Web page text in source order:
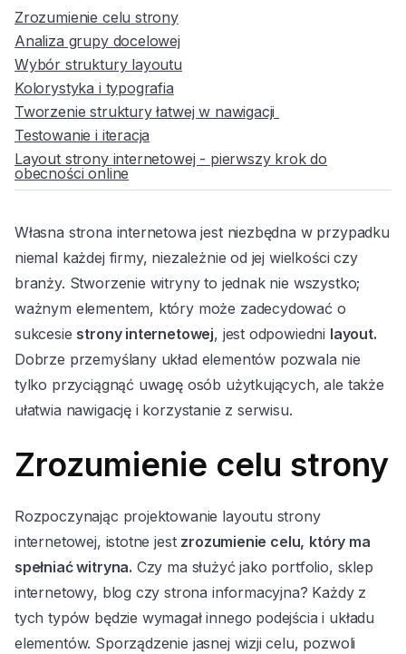
Zrozumienie celu strony
Analiza grupy docelowej
Wybór struktury layoutu
Kolorystyka i typografia
Tworzenie struktury łatwej w nawigacji
Testowanie i iteracja
Layout strony internetowej - pierwszy krok do
obecności online
Własna strona internetowa jest niezbędna w przypadku
niemal każdej firmy, niezależnie od jej wielkości czy
branży. Stworzenie witryny to jednak nie wszystko;
ważnym elementem, który może zadecydować o
sukcesie strony internetowej, jest odpowiedni layout.
Dobrze przemyślany układ elementów pozwala nie
tylko przyciągnąć uwagę osób użytkujących, ale także
ułatwia nawigację i korzystanie z serwisu.
Zrozumienie celu strony
Rozpoczynając projektowanie layoutu strony
internetowej, istotne jest zrozumienie celu, który ma
spełniać witryna. Czy ma służyć jako portfolio, sklep
internetowy, blog czy strona informacyjna? Każdy z
tych typów będzie wymagał innego podejścia i układu
elementów. Sporządzenie jasnej wizji celu, pozwoli